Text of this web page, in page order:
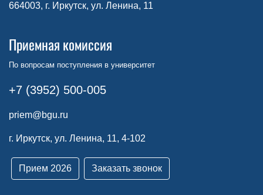
664003, г. Иркутск, ул. Ленина, 11
Приемная комиссия
По вопросам поступления в университет
+7 (3952) 500-005
priem@bgu.ru
г. Иркутск, ул. Ленина, 11, 4-102
Прием 2026 Заказать звонок